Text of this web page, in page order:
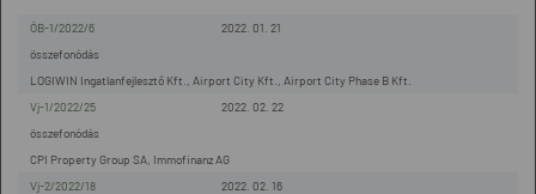
2022. 01. 21
ÖB-1/2022/6
LOGIWIN Ingatlanfejlesztő Kft., Airport City Kft., Airport City Phase B Kft.
összefonódás
2022. 02. 22
Vj-1/2022/25
CPI Property Group SA, Immofinanz AG
összefonódás
2022. 02. 16
Vj-2/2022/18